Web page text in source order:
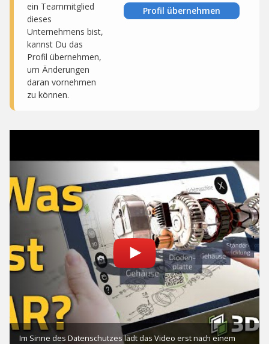
ein Teammitglied
dieses
Unternehmens bist,
kannst Du das
Profil übernehmen,
um Änderungen
daran vornehmen
zu können.
Profil übernehmen